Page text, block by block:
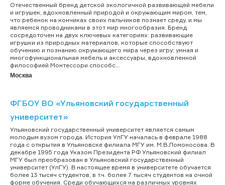
Отечественный бренд детской экологичной развивающей мебели
и игрушек, вдохновленный природой и окружающим миром, тем,
что ребенок на кончиках своих пальчиков познает среду, и мы
являемся проводниками в этот мир многообразия. Бренд
сосредоточен на двух ключевых категориях: развивающие
игрушки из природных материалов, которые способствуют
обучению и познанию окружающего мира через игру; умная и
многофункциональная мебель и аксессуары, вдохновленной
философией Монтессори способс...
Москва
ФГБОУ ВО «Ульяновский государственный
университет»
Ульяновский государственный университет является самым
молодым вузом города. История УлГУ началась в феврале 1988
года с открытия в Ульяновске филиала МГУ им. М.В.Ломоносова. В
декабре 1995 года Указом Президента РФ Ульяновский филиал
МГУ был преобразован в Ульяновский государственный
университет (УлГУ). В настоящее время в университете обучается
более 13 тысяч студентов, в т.ч. более 7 тысяч студентов на очной
форме обучения. Среди обучающихся на различных уровнях